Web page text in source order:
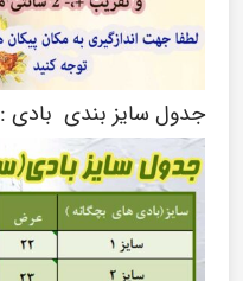
جدول سایز بندی بادی :